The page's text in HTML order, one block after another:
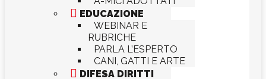
 EDUCAZIONE
WEBINAR E
RUBRICHE
PARLA L’ESPERTO
CANI, GATTI E ARTE
 DIFESA DIRITTI